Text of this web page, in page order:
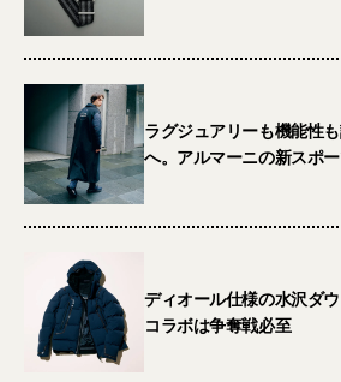
ラグジュアリーも機能性
へ。アルマーニの新スポー
ディオール仕様の水沢ダ
コラボは争奪戦必至